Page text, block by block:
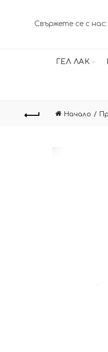
Свържете се с нас:
ГЕЛ ЛАК
Начало